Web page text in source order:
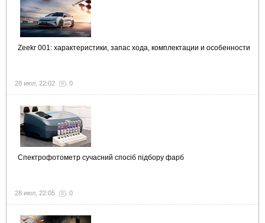
Zeekr 001: характеристики, запас хода, комплектации и особенности
28 июл, 22:02 0
Спектрофотометр сучасний спосіб підбору фарб
28 июл, 22:05 0